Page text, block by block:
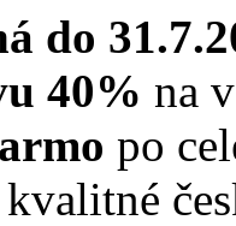
do
40% na
po